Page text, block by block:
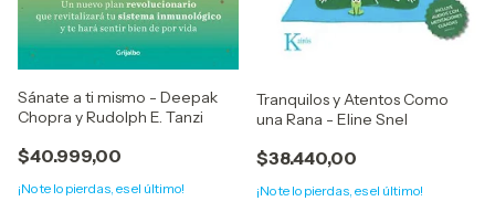
Sánate a ti mismo - Deepak
Chopra y Rudolph E. Tanzi
$40.999,00
¡No te lo pierdas, es el último!
Tranquilos y Atentos Como
una Rana - Eline Snel
$38.440,00
¡No te lo pierdas, es el último!